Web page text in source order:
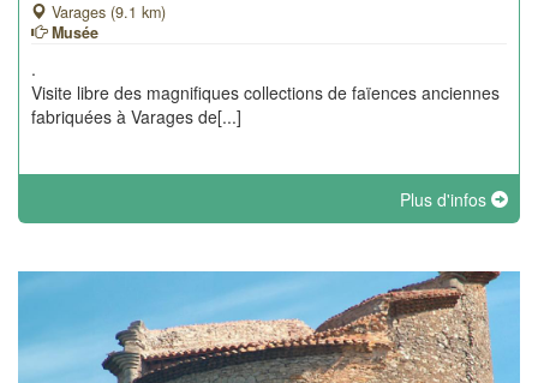
Varages (9.1 km)
Musée
.
Visite libre des magnifiques collections de faïences anciennes
fabriquées à Varages de[...]
Plus d'infos